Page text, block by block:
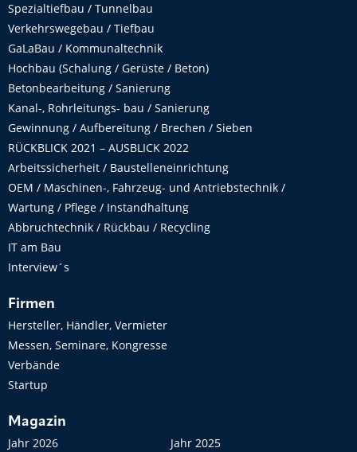
Spezialtiefbau / Tunnelbau
Verkehrswegebau / Tiefbau
GaLaBau / Kommunaltechnik
Hochbau (Schalung / Gerüste / Beton)
Betonbearbeitung / Sanierung
Kanal-, Rohrleitungs- bau / Sanierung
Gewinnung / Aufbereitung / Brechen / Sieben
RÜCKBLICK 2021 – AUSBLICK 2022
Arbeitssicherheit / Baustelleneinrichtung
OEM / Maschinen-, Fahrzeug- und Antriebstechnik /
Wartung / Pflege / Instandhaltung
Abbruchtechnik / Rückbau / Recycling
IT am Bau
Interview´s
Firmen
Hersteller, Händler, Vermieter
Messen, Seminare, Kongresse
Verbände
Startup
Magazin
Jahr 2026
Jahr 2025